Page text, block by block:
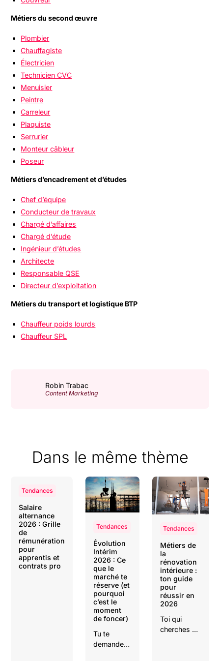
Métiers du second œuvre
Plombier
Chauffagiste
Électricien
Technicien CVC
Menuisier
Peintre
Carreleur
Plaquiste
Serrurier
Monteur câbleur
Poseur
Métiers d’encadrement et d’études
Chef d’équipe
Conducteur de travaux
Chargé d’affaires
Chargé d’étude
Ingénieur d’études
Architecte
Responsable QSE
Directeur d’exploitation
Métiers du transport et logistique BTP
Chauffeur poids lourds
Chauffeur SPL
Robin Trabac
Content Marketing
Dans le même thème
Tendances
Salaire
alternance
2026 : Grille
de
rémunération
pour
apprentis et
contrats pro
Tendances
Évolution
Intérim
2026 : Ce
que le
marché te
réserve (et
pourquoi
c’est le
moment
de foncer)
Tu te
demandes
Tendances
Métiers de
la
rénovation
intérieure :
ton guide
pour
réussir en
2026
Toi qui
cherches un